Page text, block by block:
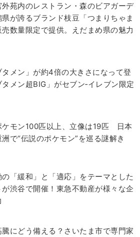
外苑内のレストラン・森のビアガーデ
県が誇るブランド枝豆「つまりちゃま
数量限定で提供。えだまめ県の魅力
タメン」が約4倍の大きさになって登
メン超BIG」がセブン‐イレブン限定
ケモン100匹以上、立像は19匹 日本
で“伝説のポケモン”を巡る謎解き
「緩和」と「適応」をテーマとした
が渋谷で開催！東急不動産が様々な企
騰にどう備える？さいたま市で専門家